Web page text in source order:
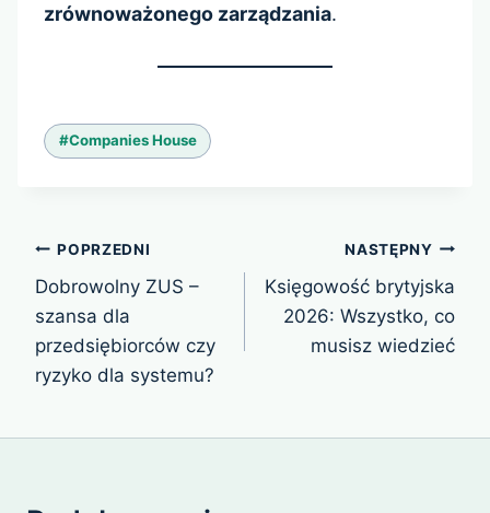
zrównoważonego zarządzania.
Tagi
wpisu:
#Companies House
Nawigacja
wpisu
POPRZEDNI
Dobrowolny ZUS –
szansa dla
przedsiębiorców czy
ryzyko dla systemu?
NASTĘPNY
Księgowość brytyjska
2026: Wszystko, co
musisz wiedzieć